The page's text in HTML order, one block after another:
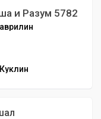
и Разум 5782